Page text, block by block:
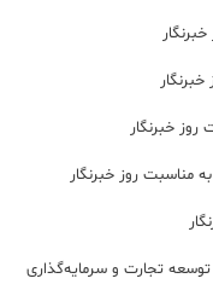
خبرنگار
مناسبت روز خبرنگار
تجارت و سرمایه‌گذاری